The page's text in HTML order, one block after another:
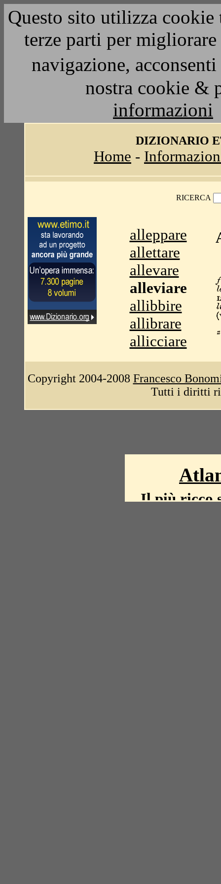
Questo sito utilizza
terze parti per
navigazione,
nostra cookie &
informazioni
DIZIONARIO
Home -
RICERCA
alleppare
allettare
allevare
alleviare
allibbire
allibrare
allicciare
Copyright 2004-2008 Francesco
Tutti i diritti
Il più ricco